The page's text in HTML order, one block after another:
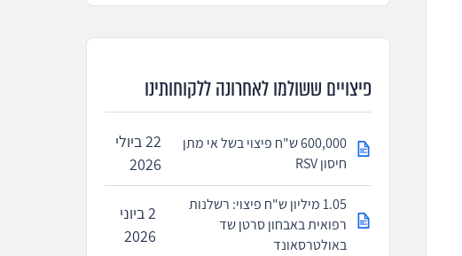
פיצויים ששולמו לאחרונה ללקוחותינו
600,000 ש"ח פיצוי בשל אי מתן
חיסון RSV
22 ביולי
2026
1.05 מיליון ש"ח פיצוי: רשלנות
רפואית באבחון סרטן שד
באולטרסאונד
2 ביוני
2026